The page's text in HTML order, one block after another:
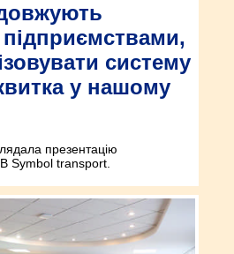
підприємствами,
систему
у нашому
презентацію
Symbol transport.